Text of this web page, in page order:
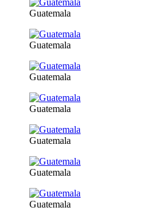
Guatemala
Guatemala
Guatemala
Guatemala
Guatemala
Guatemala
Guatemala